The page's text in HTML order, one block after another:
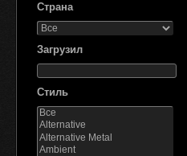
Страна
Загрузил
Стиль